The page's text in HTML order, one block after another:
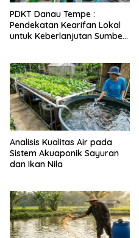
PDKT Danau Tempe :
Pendekatan Kearifan Lokal
untuk Keberlanjutan Sumber
Analisis Kualitas Air pada
Sistem Akuaponik Sayuran
dan Ikan Nila